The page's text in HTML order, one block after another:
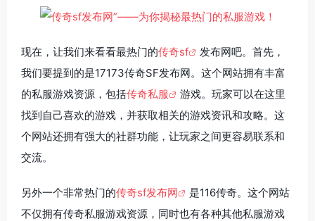
现在，让我们来看看最热门的传奇sf
发布网吧。首先，
我们要提到的是17173传奇SF发布网。这个网站拥有丰富
的私服游戏资源，包括传奇私服
游戏。玩家可以在这里
找到自己喜欢的游戏，并获取相关的游戏资讯和攻略。这
个网站还拥有强大的社群功能，让玩家之间更容易联系和
交流。
另外一个非常热门的传奇sf发布网
是116传奇。这个网站
不仅拥有传奇私服游戏资源，同时也有各种其他私服游戏